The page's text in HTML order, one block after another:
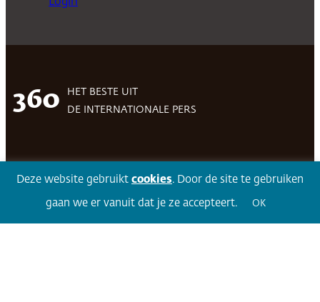
360
HET BESTE UIT
DE INTERNATIONALE PERS
Volg 360Facebook LinkedIn Twitter
Deze website gebruikt cookies. Door de site te gebruiken
gaan we er vanuit dat je ze accepteert. OK